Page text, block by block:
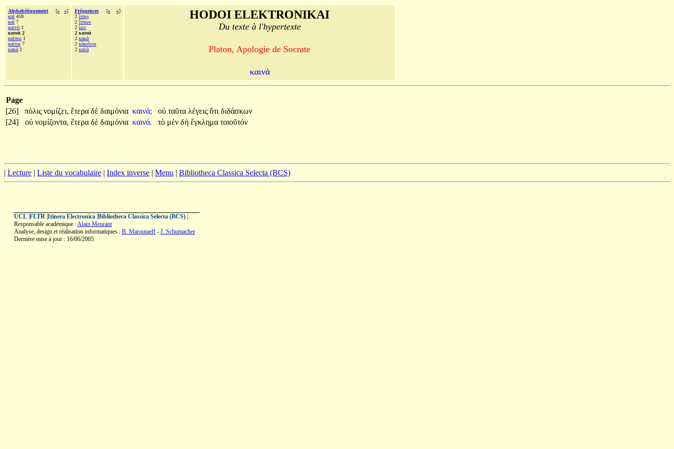
Alphabétiquement [« »]
καὶ 459
καί 7
καινὰ 1
καινά 2
καίπερ 1
καίτοι 7
κακά 2
Fréquences [« »]
2 ἵππῳ
2 ἵππων
2 ἰὼν
2 καινά
2 κακά
2 κἀκεῖνοι
2 καλὰ
HODOI ELEKTRONIKAI
Du texte à l'hypertexte
Platon, Apologie de Socrate
καινά
Page
[26]
πόλις νομίζει, ἕτερα δὲ δαιμόνια καινά; οὐ ταῦτα λέγεις ὅτι διδάσκων
[24]
οὐ νομίζοντα, ἕτερα δὲ δαιμόνια καινά. τὸ μὲν δὴ ἔγκλημα τοιοῦτόν
| Lecture | Liste du vocabulaire | Index inverse | Menu | Bibliotheca Classica Selecta (BCS)
UCL FLTR Itinera Electronica Bibliotheca Classica Selecta (BCS)
Responsable académique :Alain Meurant
Analyse, design et réalisation informatiques : B. Maroutaeff - J. Schumacher
Dernière mise à jour : 16/06/2005